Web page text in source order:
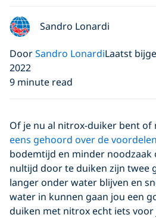
Sandro Lonardi
DoorSandro LonardiLaatst
2022
9 minute read
Of je nu al nitrox-duiker bent of
eens gehoord over de
bodemtijd en minder noodzaak
nultijd door te duiken zijn twee
langer onder water blijven en
water in kunnen gaan jou een
duiken met nitrox echt iets voor